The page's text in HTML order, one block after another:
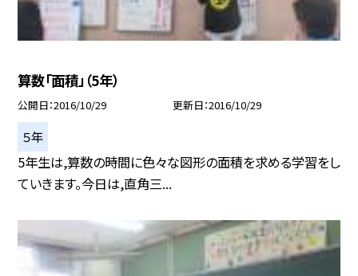
算数「面積」（5年）
公開日 2016/10/29 更新日 2016/10/29
５年
5年生は,算数の時間に色々な図形の面積を求める学習をし
ていきます。今日は,直角三...